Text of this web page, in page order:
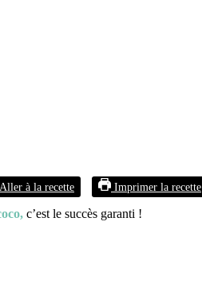
Aller à la recette Imprimer la recette
c’est le succès garanti !